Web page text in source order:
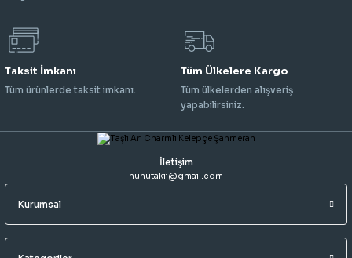
Taksit İmkanı
Tüm ürünlerde taksit imkanı.
Tüm Ülkelere Kargo
Tüm ülkelerden alışveriş
yapabilirsiniz.
İletişim
nunutakii@gmail.com
Kurumsal